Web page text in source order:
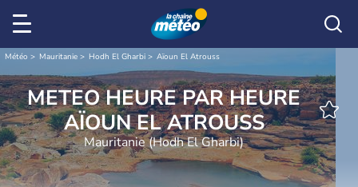
Météo Mauritanie Hodh El Gharbi Aïoun El Atrouss
METEO HEURE PAR HEURE
AÏOUN EL ATROUSS
Mauritanie (Hodh El Gharbi)